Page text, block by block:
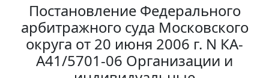
Постановление Федерального
арбитражного суда Московского
округа от 20 июня 2006 г. N КА-
А41/5701-06 Организации и